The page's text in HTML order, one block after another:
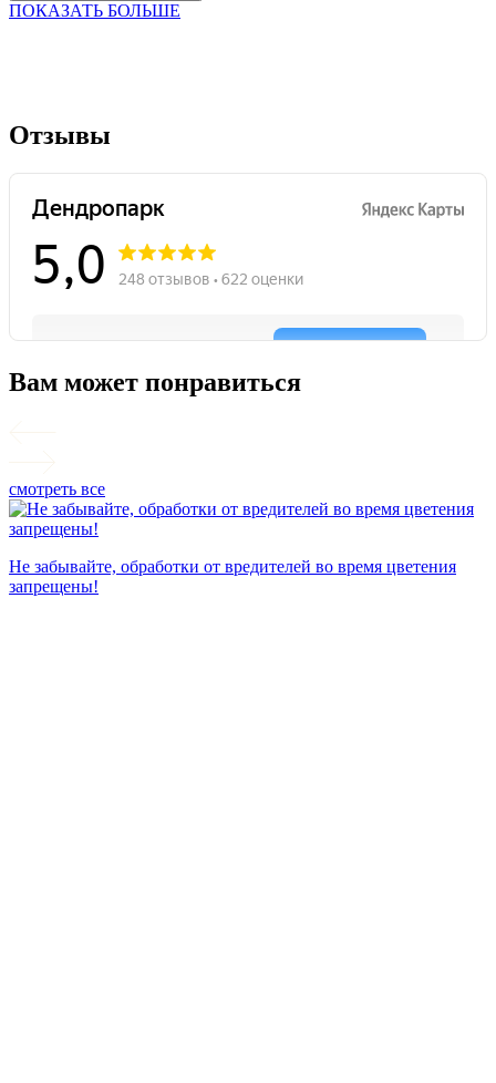
ПОКАЗАТЬ БОЛЬШЕ
Отзывы
Вам может понравиться
смотреть все
Не забывайте, обработки от вредителей во время цветения
запрещены!